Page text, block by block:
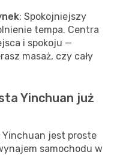
: Spokojniejszy
tempa. Centra
i spokoju —
masaż, czy cały
Yinchuan już
Yinchuan jest proste
samochodu w